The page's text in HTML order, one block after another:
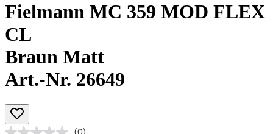
Fielmann MC 359 MOD FLEX
CL
Braun Matt
Art.-Nr. 26649